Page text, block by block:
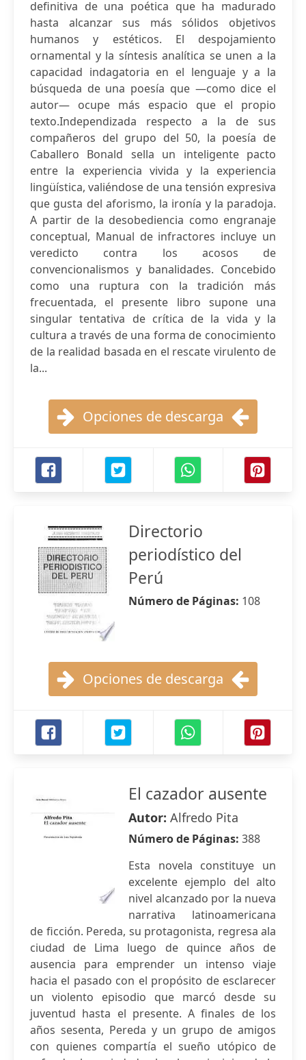
definitiva de una poética que ha madurado
hasta alcanzar sus más sólidos objetivos
humanos y estéticos. El despojamiento
ornamental y la síntesis analítica se unen a la
capacidad indagatoria en el lenguaje y a la
búsqueda de una poesía que —como dice el
autor— ocupe más espacio que el propio
texto.Independizada respecto a la de sus
compañeros del grupo del 50, la poesía de
Caballero Bonald sella un inteligente pacto
entre la experiencia vivida y la experiencia
lingüística, valiéndose de una tensión expresiva
que gusta del aforismo, la ironía y la paradoja.
A partir de la desobediencia como engranaje
conceptual, Manual de infractores incluye un
veredicto contra los acosos de
convencionalismos y banalidades. Concebido
como una ruptura con la tradición más
frecuentada, el presente libro supone una
singular tentativa de crítica de la vida y la
cultura a través de una forma de conocimiento
de la realidad basada en el rescate virulento de
la...
Opciones de descarga
Directorio
periodístico del
Perú
Número de Páginas: 108
Opciones de descarga
El cazador ausente
Autor: Alfredo Pita
Número de Páginas: 388
Esta novela constituye un
excelente ejemplo del alto
nivel alcanzado por la nueva
narrativa latinoamericana
de ficción. Pereda, su protagonista, regresa ala
ciudad de Lima luego de quince años de
ausencia para emprender un intenso viaje
hacia el pasado con el propósito de esclarecer
un violento episodio que marcó desde su
juventud hasta el presente. A finales de los
años sesenta, Pereda y un grupo de amigos
con quienes compartía el sueño utópico de